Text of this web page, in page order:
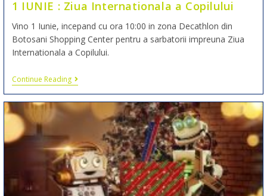
1 IUNIE : Ziua Internationala a Copilului
Vino 1 Iunie, incepand cu ora 10:00 in zona Decathlon din
Botosani Shopping Center pentru a sarbatorii impreuna Ziua
Internationala a Copilului.
Continue Reading